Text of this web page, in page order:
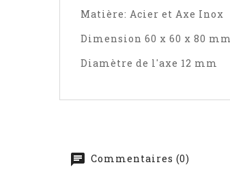
Matière: Acier et Axe Inox
Dimension 60 x 60 x 80 mm
Diamètre de l'axe 12 mm
Commentaires (0)